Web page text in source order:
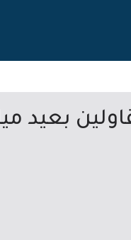
بعيد